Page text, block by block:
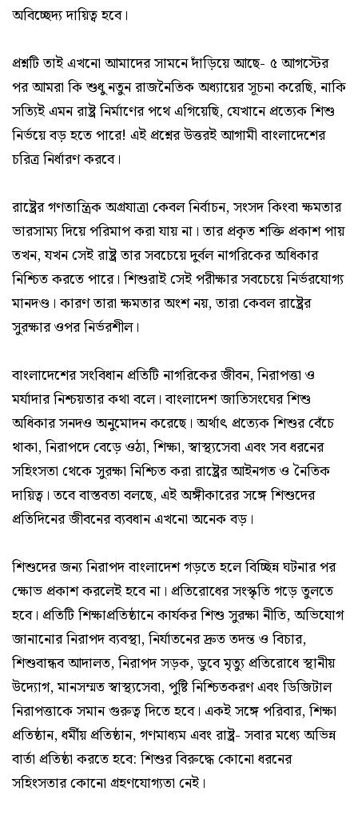
অবিচ্ছেদ্য দায়িত্ব হবে।
প্রশ্নটি তাই এখনো আমাদের সামনে দাঁড়িয়ে আছে- ৫ আগস্টের
পর আমরা কি শুধু নতুন রাজনৈতিক অধ্যায়ের সূচনা করেছি, নাকি
সত্যিই এমন রাষ্ট্র নির্মাণের পথে এগিয়েছি, যেখানে প্রত্যেক শিশু
নির্ভয়ে বড় হতে পারে! এই প্রশ্নের উত্তরই আগামী বাংলাদেশের
চরিত্র নির্ধারণ করবে।
রাষ্ট্রের গণতান্ত্রিক অগ্রযাত্রা কেবল নির্বাচন, সংসদ কিংবা ক্ষমতার
ভারসাম্য দিয়ে পরিমাপ করা যায় না। তার প্রকৃত শক্তি প্রকাশ পায়
তখন, যখন সেই রাষ্ট্র তার সবচেয়ে দুর্বল নাগরিকের অধিকার
নিশ্চিত করতে পারে। শিশুরাই সেই পরীক্ষার সবচেয়ে নির্ভরযোগ্য
মানদণ্ড। কারণ তারা ক্ষমতার অংশ নয়, তারা কেবল রাষ্ট্রের
সুরক্ষার ওপর নির্ভরশীল।
বাংলাদেশের সংবিধান প্রতিটি নাগরিকের জীবন, নিরাপত্তা ও
মর্যাদার নিশ্চয়তার কথা বলে। বাংলাদেশ জাতিসংঘের শিশু
অধিকার সনদও অনুমোদন করেছে। অর্থাৎ প্রত্যেক শিশুর বেঁচে
থাকা, নিরাপদে বেড়ে ওঠা, শিক্ষা, স্বাস্থ্যসেবা এবং সব ধরনের
সহিংসতা থেকে সুরক্ষা নিশ্চিত করা রাষ্ট্রের আইনগত ও নৈতিক
দায়িত্ব। তবে বাস্তবতা বলছে, এই অঙ্গীকারের সঙ্গে শিশুদের
প্রতিদিনের জীবনের ব্যবধান এখনো অনেক বড়।
শিশুদের জন্য নিরাপদ বাংলাদেশ গড়তে হলে বিচ্ছিন্ন ঘটনার পর
ক্ষোভ প্রকাশ করলেই হবে না। প্রতিরোধের সংস্কৃতি গড়ে তুলতে
হবে। প্রতিটি শিক্ষাপ্রতিষ্ঠানে কার্যকর শিশু সুরক্ষা নীতি, অভিযোগ
জানানোর নিরাপদ ব্যবস্থা, নির্যাতনের দ্রুত তদন্ত ও বিচার,
শিশুবান্ধব আদালত, নিরাপদ সড়ক, ডুবে মৃত্যু প্রতিরোধে স্থানীয়
উদ্যোগ, মানসম্মত স্বাস্থ্যসেবা, পুষ্টি নিশ্চিতকরণ এবং ডিজিটাল
নিরাপত্তাকে সমান গুরুত্ব দিতে হবে। একই সঙ্গে পরিবার, শিক্ষা
প্রতিষ্ঠান, ধর্মীয় প্রতিষ্ঠান, গণমাধ্যম এবং রাষ্ট্র- সবার মধ্যে অভিন্ন
বার্তা প্রতিষ্ঠা করতে হবে: শিশুর বিরুদ্ধে কোনো ধরনের
সহিংসতার কোনো গ্রহণযোগ্যতা নেই।